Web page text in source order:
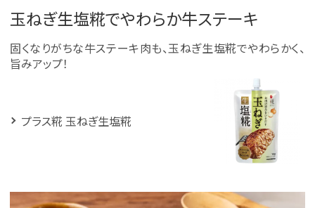
玉ねぎ生塩糀でやわらか牛ステーキ
固くなりがちな牛ステーキ肉も、玉ねぎ生塩糀でやわらかく、
旨みアップ！
プラス糀 玉ねぎ生塩糀